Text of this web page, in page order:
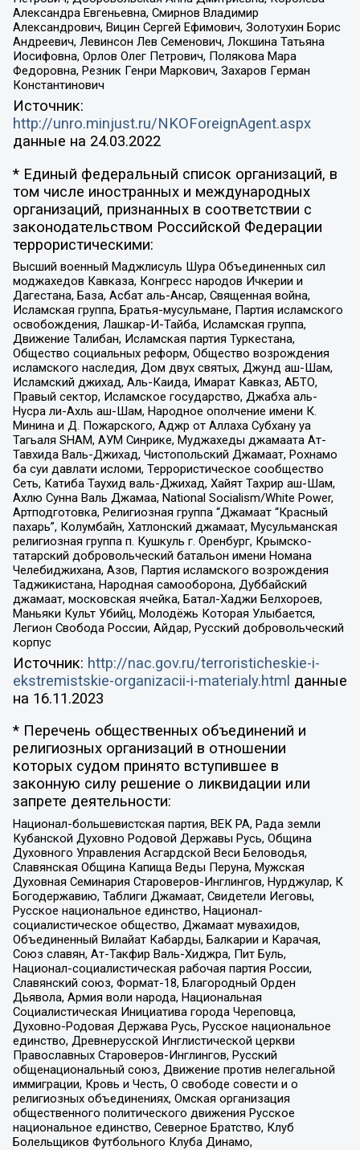
Александра Евгеньевна, Смирнов Владимир
Александрович, Вицин Сергей Ефимович, Золотухин Борис
Андреевич, Левинсон Лев Семенович, Локшина Татьяна
Иосифовна, Орлов Олег Петрович, Полякова Мара
Федоровна, Резник Генри Маркович, Захаров Герман
Константинович
Источник:
http://unro.minjust.ru/NKOForeignAgent.aspx
данные на 24.03.2022
* Единый федеральный список организаций, в
том числе иностранных и международных
организаций, признанных в соответствии с
законодательством Российской Федерации
террористическими:
Высший военный Маджлисуль Шура Объединенных сил
моджахедов Кавказа, Конгресс народов Ичкерии и
Дагестана, База, Асбат аль-Ансар, Священная война,
Исламская группа, Братья-мусульмане, Партия исламского
освобождения, Лашкар-И-Тайба, Исламская группа,
Движение Талибан, Исламская партия Туркестана,
Общество социальных реформ, Общество возрождения
исламского наследия, Дом двух святых, Джунд аш-Шам,
Исламский джихад, Аль-Каида, Имарат Кавказ, АБТО,
Правый сектор, Исламское государство, Джабха аль-
Нусра ли-Ахль аш-Шам, Народное ополчение имени К.
Минина и Д. Пожарского, Аджр от Аллаха Субхану уа
Тагьаля SHAM, АУМ Синрике, Муджахеды джамаата Ат-
Тавхида Валь-Джихад, Чистопольский Джамаат, Рохнамо
ба суи давлати исломи, Террористическое сообщество
Сеть, Катиба Таухид валь-Джихад, Хайят Тахрир аш-Шам,
Ахлю Сунна Валь Джамаа, National Socialism/White Power,
Артподготовка, Религиозная группа “Джамаат “Красный
пахарь”, Колумбайн, Хатлонский джамаат, Мусульманская
религиозная группа п. Кушкуль г. Оренбург, Крымско-
татарский добровольческий батальон имени Номана
Челебиджихана, Азов, Партия исламского возрождения
Таджикистана, Народная самооборона, Дуббайский
джамаат, московская ячейка, Батал-Хаджи Белхороев,
Маньяки Культ Убийц, Молодёжь Которая Улыбается,
Легион Свобода России, Айдар, Русский добровольческий
корпус
Источник: http://nac.gov.ru/terroristicheskie-i-
ekstremistskie-organizacii-i-materialy.html данные
на 16.11.2023
* Перечень общественных объединений и
религиозных организаций в отношении
которых судом принято вступившее в
законную силу решение о ликвидации или
запрете деятельности:
Национал-большевистская партия, ВЕК РА, Рада земли
Кубанской Духовно Родовой Державы Русь, Община
Духовного Управления Асгардской Веси Беловодья,
Славянская Община Капища Веды Перуна, Мужская
Духовная Семинария Староверов-Инглингов, Нурджулар, К
Богодержавию, Таблиги Джамаат, Свидетели Иеговы,
Русское национальное единство, Национал-
социалистическое общество, Джамаат мувахидов,
Объединенный Вилайат Кабарды, Балкарии и Карачая,
Союз славян, Ат-Такфир Валь-Хиджра, Пит Буль,
Национал-социалистическая рабочая партия России,
Славянский союз, Формат-18, Благородный Орден
Дьявола, Армия воли народа, Национальная
Социалистическая Инициатива города Череповца,
Духовно-Родовая Держава Русь, Русское национальное
единство, Древнерусской Инглистической церкви
Православных Староверов-Инглингов, Русский
общенациональный союз, Движение против нелегальной
иммиграции, Кровь и Честь, О свободе совести и о
религиозных объединениях, Омская организация
общественного политического движения Русское
национальное единство, Северное Братство, Клуб
Болельщиков Футбольного Клуба Динамо,